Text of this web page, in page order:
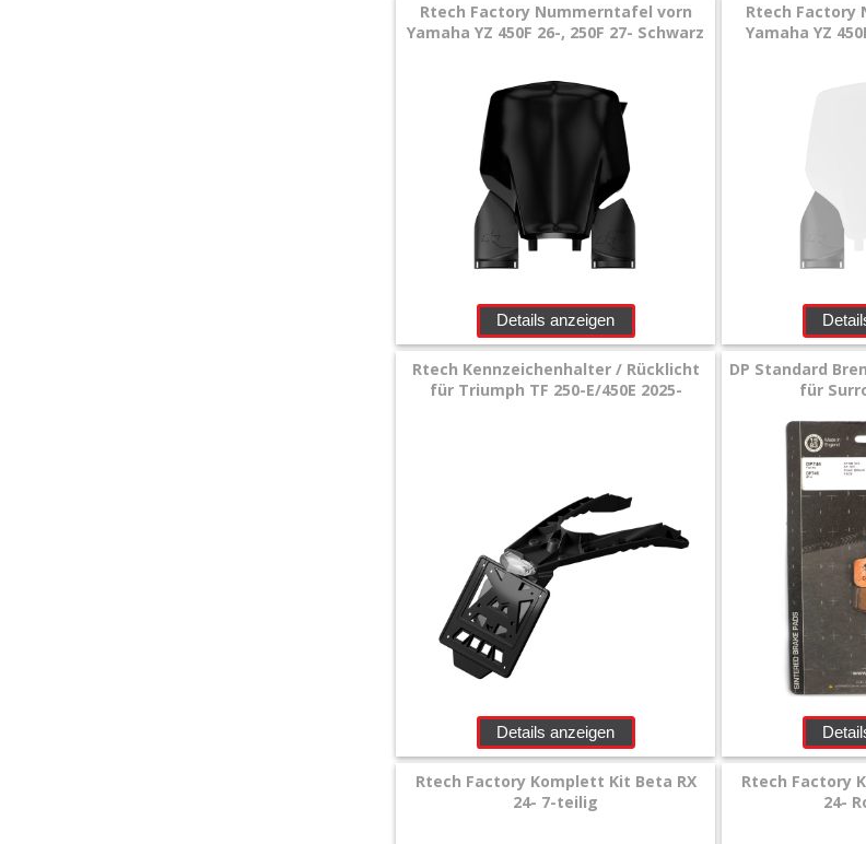
Rtech Factory Nummerntafel vorn
Yamaha YZ 450F 26-, 250F 27- Schwarz
Details anzeigen
Rtech Factory
Yamaha YZ
Rtech Kennzeichenhalter / Rücklicht
für Triumph TF 250-E/450E 2025-
Details anzeigen
DP Standard
für
Rtech Factory Komplett Kit Beta RX
24- 7-teilig
Rtech Factory
24-